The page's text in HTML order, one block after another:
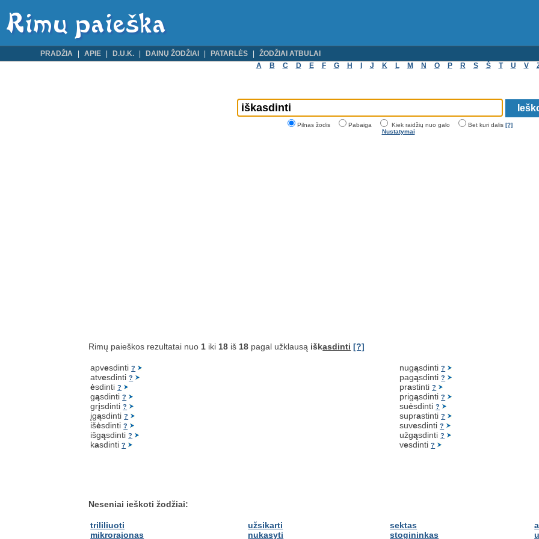
PRADŽIA APIE D.U.K. DAINŲ ŽODŽIAI PATARLĖS
ŽODŽIAI ATBULAI
A
B C D E F G H J K L M N O P R S Š T U V
Pilnas žodis Pabaiga Kiek raidžių nuo galo Bet kuri dalis [?]
Nustatymai
Rimų paieškos rezultatai nuo 1 iki 18 iš 18 pagal užklausą iškasdinti [?]
apvesdinti?
atvesdinti?
ėsdinti?
gąsdinti?
grįsdinti?
įgąsdinti?
išėsdinti?
išgąsdinti?
kasdinti?
nugąsdinti?
pagąsdinti?
prastinti?
prigąsdinti?
suėsdinti?
suprastinti?
suvesdinti?
užgąsdinti?
vesdinti?
Neseniai ieškoti žodžiai:
trililiuoti
mikrorajonas
užsikarti
nukasyti
sektas
stogininkas